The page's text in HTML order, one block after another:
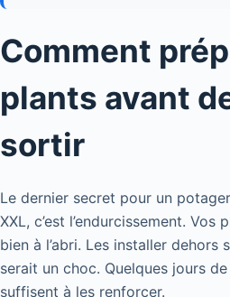
Comment
plants avant
sortir
Le dernier secret pour un
XXL, c’est l’endurcissement. Vos
bien à l’abri. Les installer dehors
serait un choc. Quelques jours
suffisent à les renforcer.